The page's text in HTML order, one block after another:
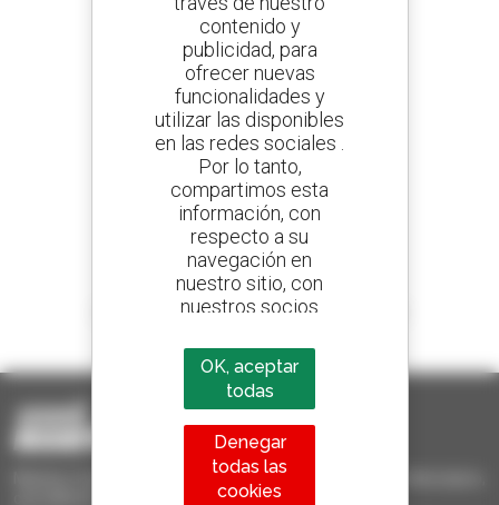
Cree sus alertas
y reciba anuncios de equipos de ocasión
800 concesionarios
Manitou por todo el mundo
1 de cada 4 manipuladores telescópicos
Manitou Ocasión - Equipo de manutención de ocasión: telescópico,
carretilla de mástil, plataforma elevadora
contenido y
publicidad, para
ofrecer nuevas
funcionalidades y
utilizar las disponibles
en las redes sociales .
Por lo tanto,
compartimos esta
información, con
respecto a su
navegación en
nuestro sitio, con
nuestros socios
publicitarios y de
redes sociales
OK, aceptar
todas
Denegar
todas las
cookies